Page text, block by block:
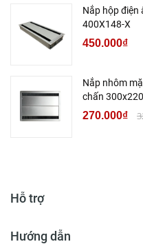
Nắp hộp điện
400X148-X
450.000₫
Nắp nhôm
chấn
270.000₫
Hỗ trợ
Hướng dẫn